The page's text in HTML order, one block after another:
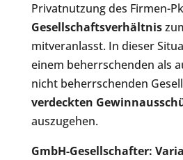
Privatnutzung des Firmen-
Gesellschaftsverhältnis
mitveranlasst. In dieser
einem beherrschenden als
nicht beherrschenden
verdeckten
auszugehen.
GmbH-Gesellschafter: